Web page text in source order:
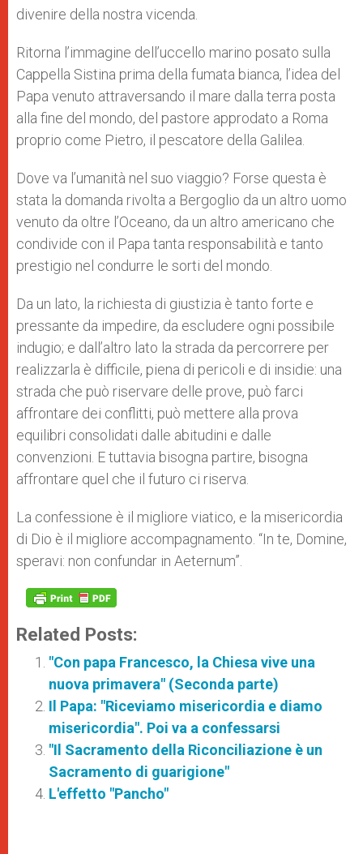
divenire della nostra vicenda.
Ritorna l’immagine dell’uccello marino posato sulla
Cappella Sistina prima della fumata bianca, l’idea del
Papa venuto attraversando il mare dalla terra posta
alla fine del mondo, del pastore approdato a Roma
proprio come Pietro, il pescatore della Galilea.
Dove va l’umanità nel suo viaggio? Forse questa è
stata la domanda rivolta a Bergoglio da un altro uomo
venuto da oltre l’Oceano, da un altro americano che
condivide con il Papa tanta responsabilità e tanto
prestigio nel condurre le sorti del mondo.
Da un lato, la richiesta di giustizia è tanto forte e
pressante da impedire, da escludere ogni possibile
indugio; e dall’altro lato la strada da percorrere per
realizzarla è difficile, piena di pericoli e di insidie: una
strada che può riservare delle prove, può farci
affrontare dei conflitti, può mettere alla prova
equilibri consolidati dalle abitudini e dalle
convenzioni. E tuttavia bisogna partire, bisogna
affrontare quel che il futuro ci riserva.
La confessione è il migliore viatico, e la misericordia
di Dio è il migliore accompagnamento. “In te, Domine,
speravi: non confundar in Aeternum”.
Related Posts:
"Con papa Francesco, la Chiesa vive una
nuova primavera" (Seconda parte)
Il Papa: "Riceviamo misericordia e diamo
misericordia". Poi va a confessarsi
"Il Sacramento della Riconciliazione è un
Sacramento di guarigione"
L'effetto "Pancho"